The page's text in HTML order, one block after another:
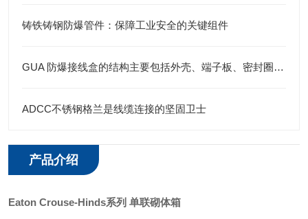
铸铁铸钢防爆管件：保障工业安全的关键组件
GUA 防爆接线盒的结构主要包括外壳、端子板、密封圈、接线孔等部分
ADCC不锈钢格兰是线缆连接的坚固卫士
产品介绍
Eaton Crouse-Hinds系列 单联砌体箱